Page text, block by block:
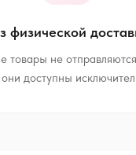
физической
товары не
доступны